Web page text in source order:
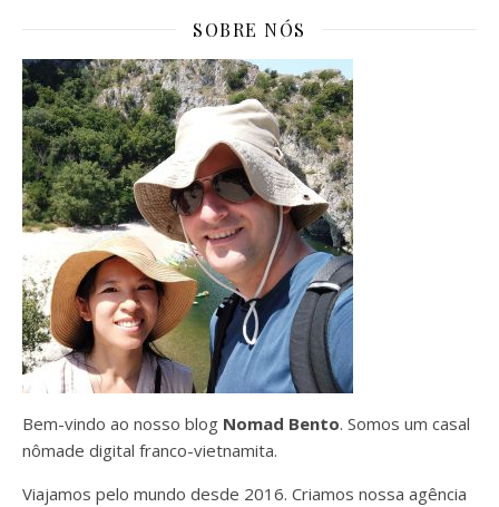
SOBRE NÓS
Bem-vindo ao nosso blog Nomad Bento. Somos um casal
nômade digital franco-vietnamita.
Viajamos pelo mundo desde 2016. Criamos nossa agência